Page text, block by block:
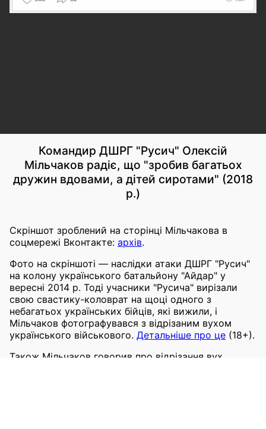
Командир ДШРГ "Русич" Олексій
Мільчаков радіє, що "зробив багатьох
дружин вдовами, а дітей сиротами" (2018
р.)
Скріншот зроблений на сторінці Мільчакова в
соцмережі Вконтакте: архів.
Фото на скріншоті — наслідки атаки ДШРГ "Русич"
на колону українського батальйону "Айдар" у
вересні 2014 р. Тоді учасники "Русича" вирізали
свою свастику-коловрат на щоці одного з
небагатьох українських бійців, які вижили, і
Мільчаков фотографувався з відрізаним вухом
українського військового. Детальніше про це (18+).
Також Мільчаков говорив про відрізання вух